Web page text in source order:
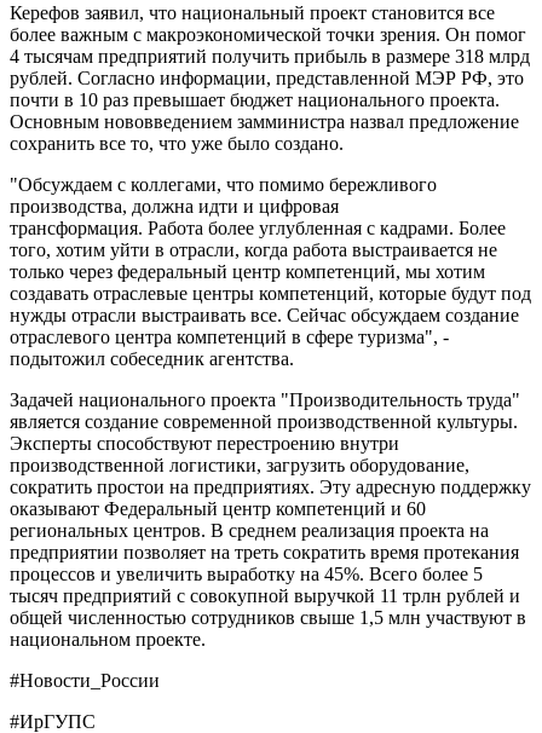
Керефов заявил, что национальный проект становится все
более важным с макроэкономической точки зрения. Он помог
4 тысячам предприятий получить прибыль в размере 318 млрд
рублей. Согласно информации, представленной МЭР РФ, это
почти в 10 раз превышает бюджет национального проекта.
Основным нововведением замминистра назвал предложение
сохранить все то, что уже было создано.
"Обсуждаем с коллегами, что помимо бережливого
производства, должна идти и цифровая
трансформация. Работа более углубленная с кадрами. Более
того, хотим уйти в отрасли, когда работа выстраивается не
только через федеральный центр компетенций, мы хотим
создавать отраслевые центры компетенций, которые будут под
нужды отрасли выстраивать все. Сейчас обсуждаем создание
отраслевого центра компетенций в сфере туризма", -
подытожил собеседник агентства.
Задачей национального проекта "Производительность труда"
является создание современной производственной культуры.
Эксперты способствуют перестроению внутри
производственной логистики, загрузить оборудование,
сократить простои на предприятиях. Эту адресную поддержку
оказывают Федеральный центр компетенций и 60
региональных центров. В среднем реализация проекта на
предприятии позволяет на треть сократить время протекания
процессов и увеличить выработку на 45%. Всего более 5
тысяч предприятий с совокупной выручкой 11 трлн рублей и
общей численностью сотрудников свыше 1,5 млн участвуют в
национальном проекте.
#Новости_России
#ИрГУПС